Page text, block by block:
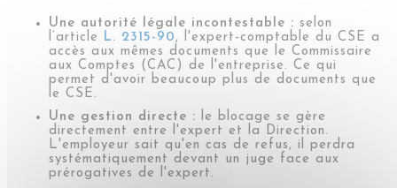
Une autorité légale incontestable : selon
l’article
L. 2315-90 , l'expert-comptable du CSE a
accès aux mêmes documents que le Commissaire
aux Comptes (CAC) de l'entreprise. Ce qui
permet d'avoir beaucoup plus de documents que
le CSE.
Une gestion directe : le blocage se gère
directement entre l'expert et la Direction.
L'employeur sait qu'en cas de refus, il perdra
systématiquement devant un juge face aux
prérogatives de l'expert.